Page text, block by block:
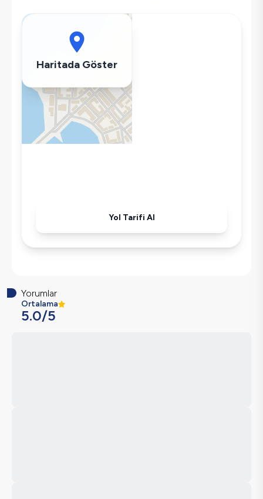
Bulaşık Makinesi
Çamaşır Makinesi
Wifi / İnternet
Tost Makinesi
Kettle
Ütü
Haritada Göster
Yol Tarifi Al
Yorumlar
Ortalama
5.0/5